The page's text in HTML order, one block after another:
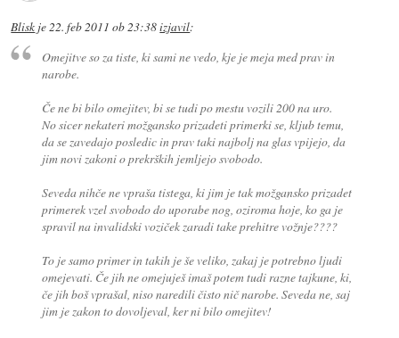
Blisk je22. feb 2011 ob 23:38izjavil:
Omejitve so za tiste, ki sami ne vedo, kje je meja med prav in
narobe.
Če ne bi bilo omejitev, bi se tudi po mestu vozili 200 na uro.
No sicer nekateri možgansko prizadeti primerki se, kljub temu,
da se zavedajo posledic in prav taki najbolj na glas vpijejo, da
jim novi zakoni o prekrških jemljejo svobodo.
Seveda nihče ne vpraša tistega, ki jim je tak možgansko prizadet
primerek vzel svobodo do uporabe nog, oziroma hoje, ko ga je
spravil na invalidski voziček zaradi take prehitre vožnje????
To je samo primer in takih je še veliko, zakaj je potrebno ljudi
omejevati. Če jih ne omejuješ imaš potem tudi razne tajkune, ki,
če jih boš vprašal, niso naredili čisto nič narobe. Seveda ne, saj
jim je zakon to dovoljeval, ker ni bilo omejitev!